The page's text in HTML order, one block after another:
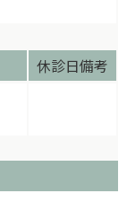
休診日備考